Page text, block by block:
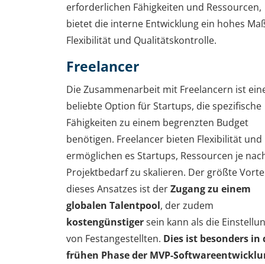
erforderlichen Fähigkeiten und Ressourcen,
bietet die interne Entwicklung ein hohes
Flexibilität und Qualitätskontrolle.
Freelancer
Die Zusammenarbeit mit Freelancern ist
beliebte Option für Startups, die spezifische
Fähigkeiten zu einem begrenzten Budget
benötigen. Freelancer bieten Flexibilität und
ermöglichen es Startups, Ressourcen je
Projektbedarf zu skalieren. Der größte
dieses Ansatzes ist derZugang zu einem
globalen Talentpool, der zudem
kostengünstigersein kann als die
von Festangestellten. Dies ist besonders in
frühen Phase der MVP-